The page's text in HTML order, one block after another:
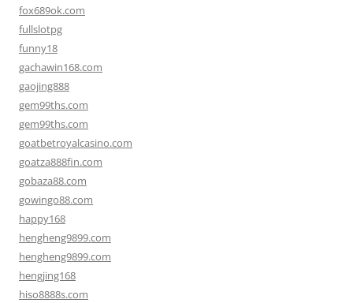
fox689ok.com
fullslotpg
funny18
gachawin168.com
gaojing888
gem99ths.com
gem99ths.com
goatbetroyalcasino.com
goatza888fin.com
gobaza88.com
gowingo88.com
happy168
hengheng9899.com
hengheng9899.com
hengjing168
hiso8888s.com